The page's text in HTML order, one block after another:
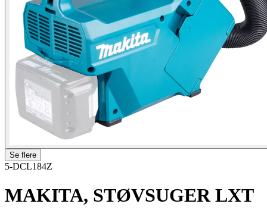
Se flere
5-DCL184Z
MAKITA, STØVSUGER LXT